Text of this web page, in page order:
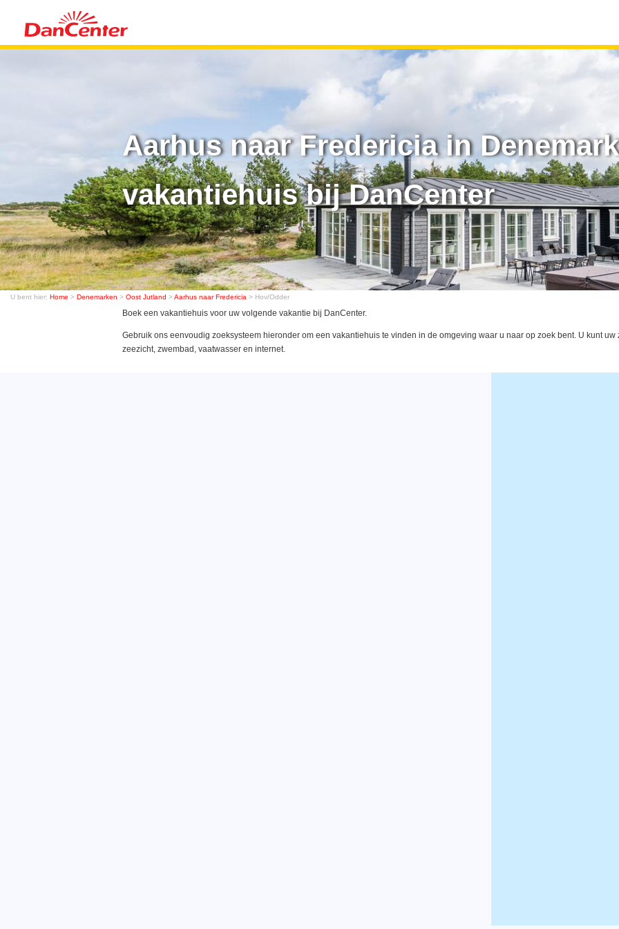
Aarhus naar Fredericia in
vakantiehuis bij DanCenter
U bent hier: Home > Denemarken > Oost Jutland >Aarhus naar Fredericia > Hov/Odder
Boek een vakantiehuis voor uw volgende vakantie bij DanCenter.
Gebruik ons eenvoudig zoeksysteem hieronder om een vakantiehuis te vinden in de omgeving waar u naar op zoek bent. U kunt
zeezicht, zwembad, vaatwasser en internet.